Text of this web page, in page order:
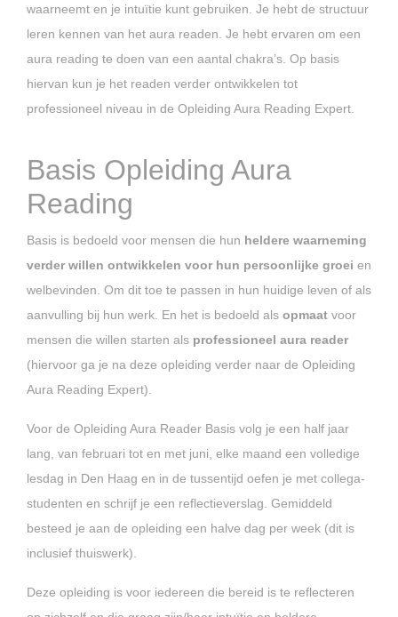
waarneemt en je intuïtie kunt gebruiken. Je hebt de structuur
leren kennen van het aura readen. Je hebt ervaren om een
aura reading te doen van een aantal chakra’s. Op basis
hiervan kun je het readen verder ontwikkelen tot
professioneel niveau in de Opleiding Aura Reading Expert.
Basis Opleiding Aura
Reading
Basis is bedoeld voor mensen die hun heldere waarneming
verder willen ontwikkelen voor hun persoonlijke groei en
welbevinden. Om dit toe te passen in hun huidige leven of als
aanvulling bij hun werk. En het is bedoeld als opmaat voor
mensen die willen starten als professioneel aura reader
(hiervoor ga je na deze opleiding verder naar de Opleiding
Aura Reading Expert).
Voor de Opleiding Aura Reader Basis volg je een half jaar
lang, van februari tot en met juni, elke maand een volledige
lesdag in Den Haag en in de tussentijd oefen je met collega-
studenten en schrijf je een reflectieverslag. Gemiddeld
besteed je aan de opleiding een halve dag per week (dit is
inclusief thuiswerk).
Deze opleiding is voor iedereen die bereid is te reflecteren